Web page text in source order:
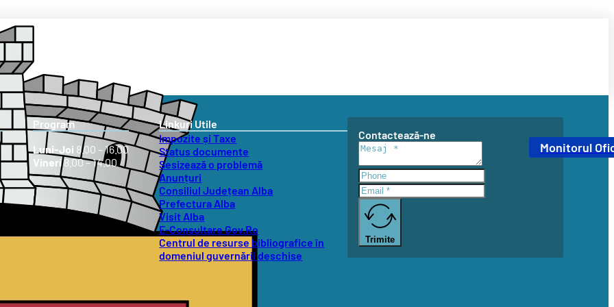
Monitorul
Program
Luni-Joi 8.00 – 16.00
Vineri8.00 – 14.00
Linkuri Utile
Impozite și Taxe
Status documente
Sesizează o problemă
Anunțuri
Consiliul Județean Alba
Prefectura Alba
Visit Alba
E-Consultare Gov.Ro
Centrul de resurse bibliografice în
domeniul guvernării deschise
Contactează-ne
Trimite